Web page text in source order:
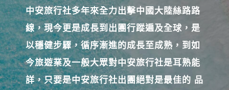
中安旅行社多年來全力出擊中國大陸絲路路
線，現今更是成長到出團行蹤遍及全球，是
以穩健步驟，循序漸進的成長至成熟，到如
今旅遊業及一般大眾對中安旅行社是耳熟能
詳，只要是中安旅行社出團絕對是最佳的 品